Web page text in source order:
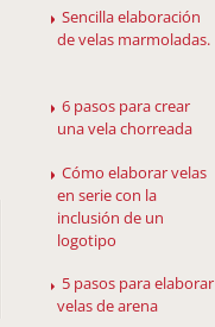
Sencilla elaboración
de velas marmoladas.
6 pasos para crear
una vela chorreada
Cómo elaborar velas
en serie con la
inclusión de un
logotipo
5 pasos para elaborar
velas de arena